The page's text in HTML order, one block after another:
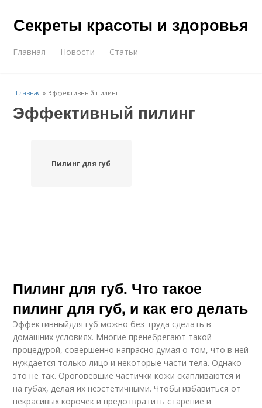
Секреты красоты и здоровья
Главная Новости Статьи
Главная »Эффективный пилинг
Эффективный пилинг
Пилинг для губ
Пилинг для губ. Что такое
пилинг для губ, и как его делать
Эффективныйдля губ можно без труда сделать в
домашних условиях. Многие пренебрегают такой
процедурой, совершенно напрасно думая о том, что в ней
нуждается только лицо и некоторые части тела. Однако
это не так. Ороговевшие частички кожи скапливаются и
на губах, делая их неэстетичными. Чтобы избавиться от
некрасивых корочек и предотвратить старение и